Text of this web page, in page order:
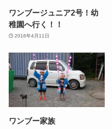
ワンブージュニア2号！幼
稚園へ行く！！
2016年4月11日
ワンブー家族